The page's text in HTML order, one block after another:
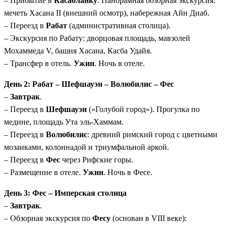
Уникальные активности:Ночевка в пустыне
(опционально в шатрах), прогулка на верблюдах,
посещение киностудии Атлас.
Комфортная логистика:Переезды на современном
автобусе с кондиционером, оптимальный темп
путешествия.
сопровождение на всем маршруте без языковых
барьеров.
мечеть Хасана II (внешний осмотр), набережная Айн Диаб.
– Переезд в Рабат (административная столица).
– Экскурсия по Рабату: дворцовая площадь, мавзолей
Мохаммеда V, башня Хасана, Касба Удайя.
– Трансфер в отель. Ужин. Ночь в отеле.
День 2: Рабат – Шефшауэн – Волюбилис – Фес
– Завтрак.
– Переезд в Шефшауэн («Голубой город»). Прогулка по
медине, площадь Ута эль-Хаммам.
– Переезд в Волюбилис: древний римский город с цветными
мозаиками, колоннадой и триумфальной аркой.
– Переезд в Фес через Рифские горы.
– Размещение в отеле. Ужин. Ночь в Фесе.
День 3: Фес – Имперская столица
– Завтрак.
– Обзорная экскурсия по Фесу (основан в VIII веке):